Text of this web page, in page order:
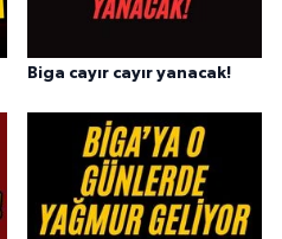
Biga cayır cayır yanacak!